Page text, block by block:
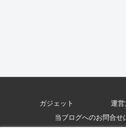
ガジェット
運営
当ブログへのお問合せ